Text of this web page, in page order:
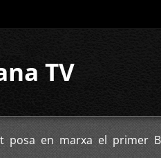
TV
posa en marxa el primer